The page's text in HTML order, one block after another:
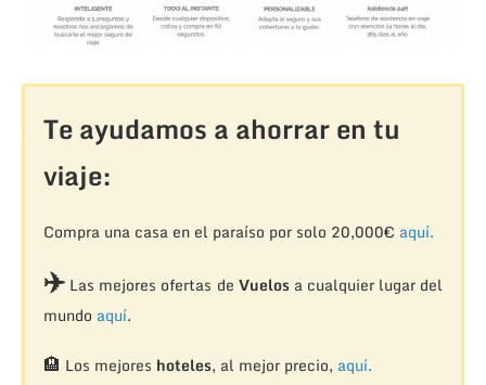
Te ayudamos a ahorrar en tu
viaje:
Compra una casa en el paraíso por solo 20,000€ aquí.
✈️Las mejores ofertas de Vuelosa cualquier lugar del
mundo aquí.
🏨 Los mejores hoteles, al mejor precio, aquí.